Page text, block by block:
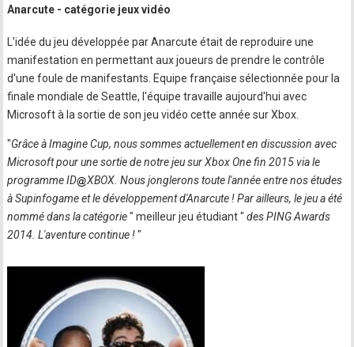
Anarcute - catégorie jeux vidéo
L'idée du jeu développée par Anarcute était de reproduire une
manifestation en permettant aux joueurs de prendre le contrôle
d'une foule de manifestants. Equipe française sélectionnée pour la
finale mondiale de Seattle, l'équipe travaille aujourd'hui avec
Microsoft à la sortie de son jeu vidéo cette année sur Xbox.
"Grâce à Imagine Cup, nous sommes actuellement en discussion avec
Microsoft pour une sortie de notre jeu sur Xbox One fin 2015 via le
programme ID
XBOX. Nous jonglerons toute l'année entre nos études
à Supinfogame et le développement d'Anarcute ! Par ailleurs, le jeu a été
nommé dans la catégorie" meilleur jeu étudiant " des PING Awards
2014. L'aventure continue !"